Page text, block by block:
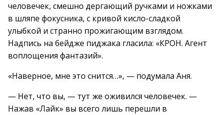
человечек, смешно дергающий ручками и ножками
в шляпе фокусника, с кривой кисло-сладкой
улыбкой и странно прожигающим взглядом.
Надпись на бейдже пиджака гласила: «КРОН. Агент
воплощения фантазий».
«Наверное, мне это снится…», — подумала Аня.
— Нет, что вы, — тут же оживился человечек. —
Нажав «Лайк» вы всего лишь перешли в